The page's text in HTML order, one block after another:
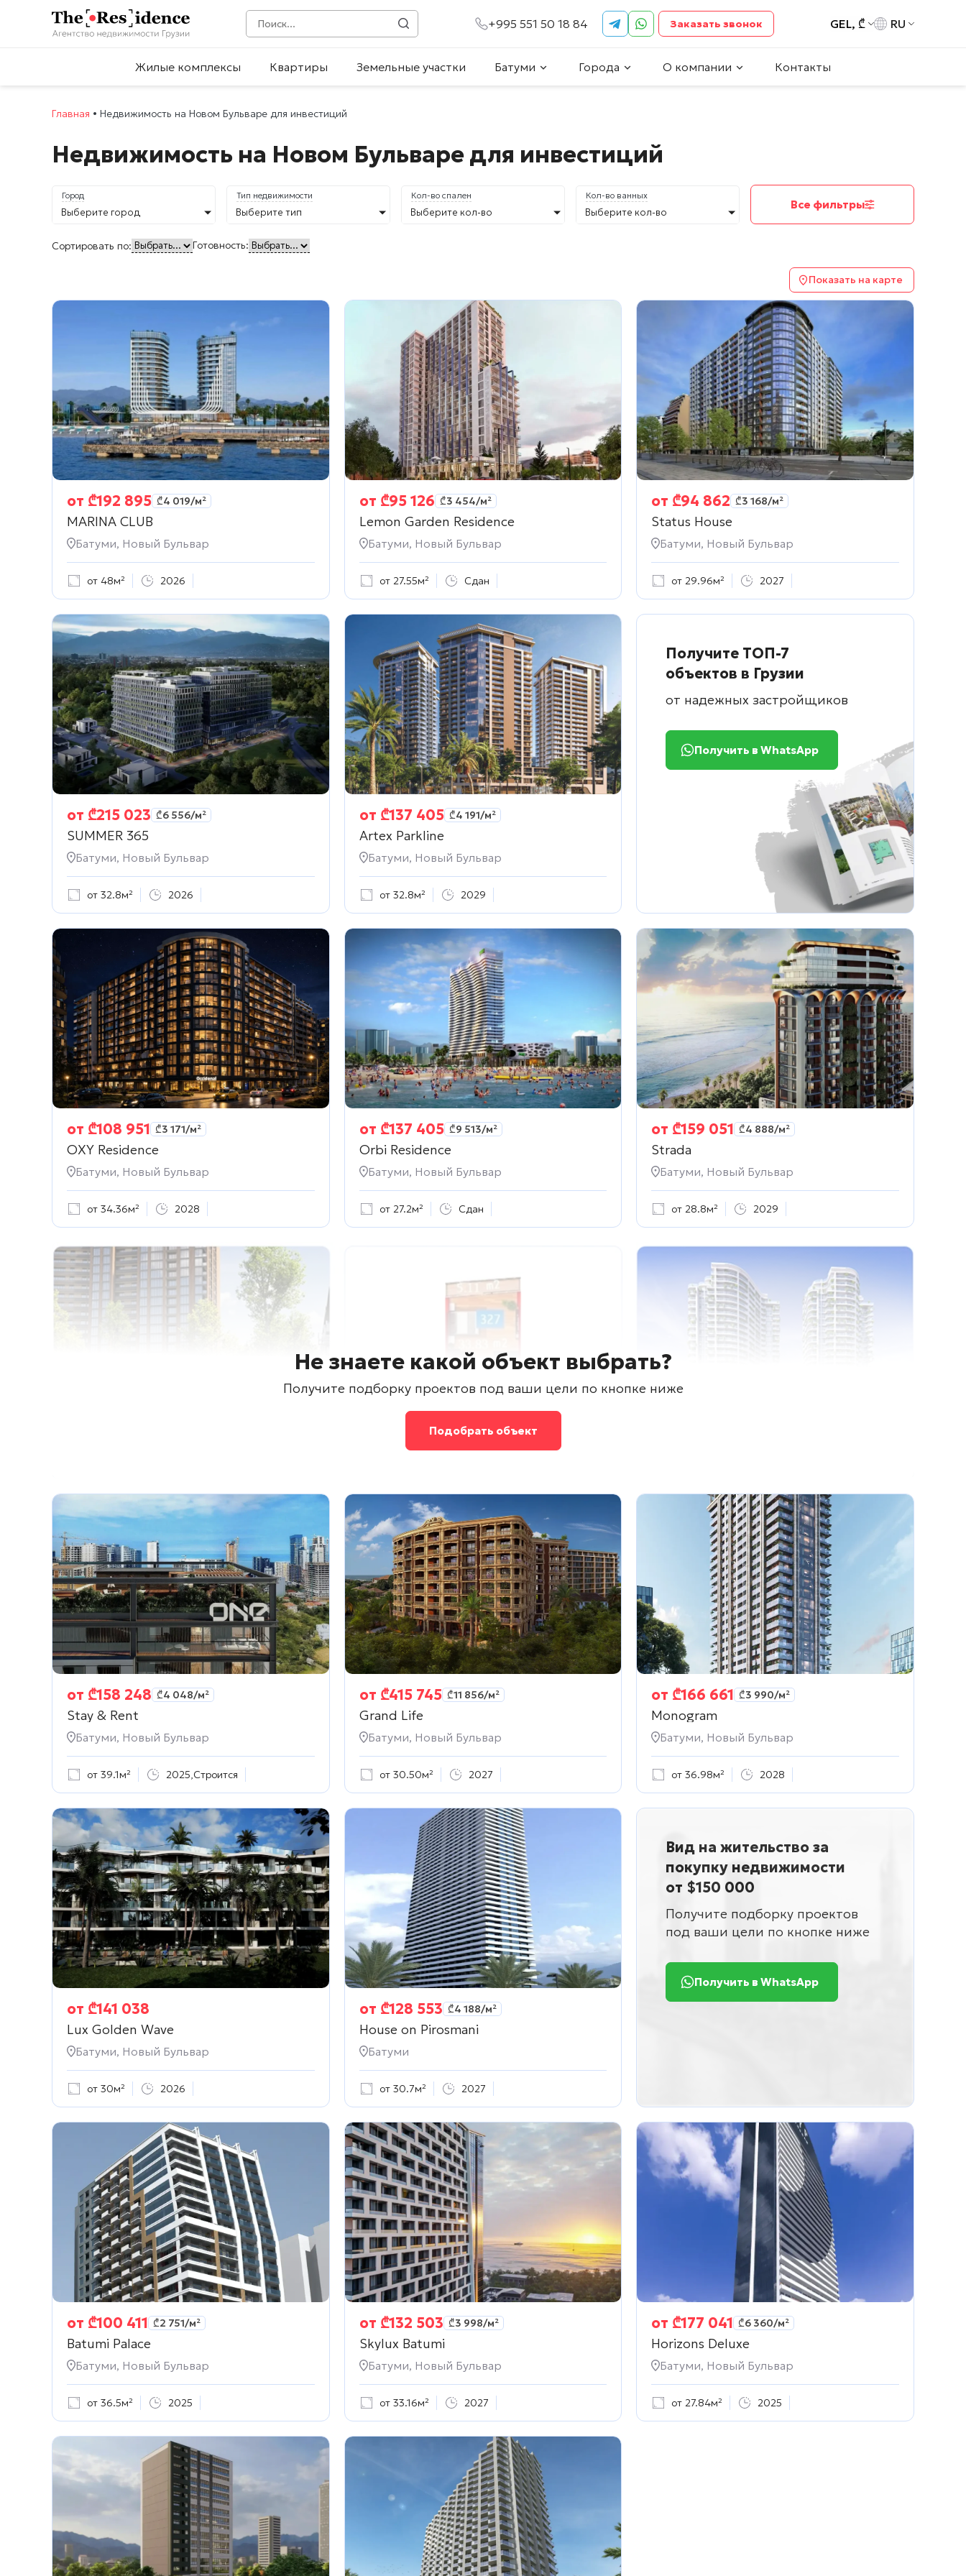
+995 551 50 18 84 Заказать звонок GEL, ₾ RU
Жилые комплексы Квартиры Земельные участки Батуми Города О компании Контакты
Главная • Недвижимость на Новом Бульваре для инвестиций
Недвижимость на Новом Бульваре для инвестиций
Город
Выберите город
Тип недвижимости
Выберите тип
Кол-во спален
Выберите кол-во
Кол-во ванных
Выберите кол-во
Все фильтры
Сортировать по: Готовность:
Показать на карте
от ₾192 895 ₾4 019/м²
MARINA CLUB
Батуми, Новый Бульвар
от 48м² 2026
от ₾95 126 ₾3 454/м²
Lemon Garden Residence
Батуми, Новый Бульвар
от 27.55м² Сдан
от ₾94 862 ₾3 168/м²
Status House
Батуми, Новый Бульвар
от 29.96м² 2027
от ₾215 023 ₾6 556/м²
SUMMER 365
Батуми, Новый Бульвар
от 32.8м² 2026
от ₾137 405 ₾4 191/м²
Artex Parkline
Батуми, Новый Бульвар
от 32.8м² 2029
Получите ТОП-7
объектов в Грузии
от надежных застройщиков
Получить в WhatsApp
от ₾108 951 ₾3 171/м²
OXY Residence
Батуми, Новый Бульвар
от 34.36м² 2028
от ₾137 405 ₾9 513/м²
Orbi Residence
Батуми, Новый Бульвар
от 27.2м² Сдан
от ₾159 051 ₾4 888/м²
Strada
Батуми, Новый Бульвар
от 28.8м² 2029
Не знаете какой объект выбрать?
Получите подборку проектов под ваши цели по кнопке ниже
Подобрать объект
от ₾158 248 ₾4 048/м²
Stay & Rent
Батуми, Новый Бульвар
от 39.1м² 2025 Строится
от ₾415 745 ₾11 856/м²
Grand Life
Батуми, Новый Бульвар
от 30.50м² 2027
от ₾166 661 ₾3 990/м²
Monogram
Батуми, Новый Бульвар
от 36.98м² 2028
от ₾141 038
Lux Golden Wave
Батуми, Новый Бульвар
от 30м² 2026
от ₾128 553 ₾4 188/м²
House on Pirosmani
Батуми
от 30.7м² 2027
Вид на жительство за
покупку недвижимости
от $150 000
Получите подборку проектов
под ваши цели по кнопке ниже
Получить в WhatsApp
от ₾100 411 ₾2 751/м²
Batumi Palace
Батуми, Новый Бульвар
от 36.5м² 2025
от ₾132 503 ₾3 998/м²
Skylux Batumi
Батуми, Новый Бульвар
от 33.16м² 2027
от ₾177 041 ₾6 360/м²
Horizons Deluxe
Батуми, Новый Бульвар
от 27.84м² 2025